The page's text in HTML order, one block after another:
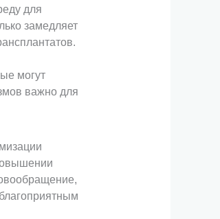
для
замедляет
могут
важно для